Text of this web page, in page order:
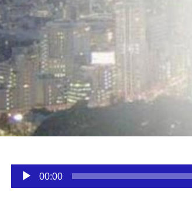
Facebook
Reproductor
audio
00:00